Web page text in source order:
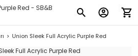
Union Sleek Full Acrylic Purple Red